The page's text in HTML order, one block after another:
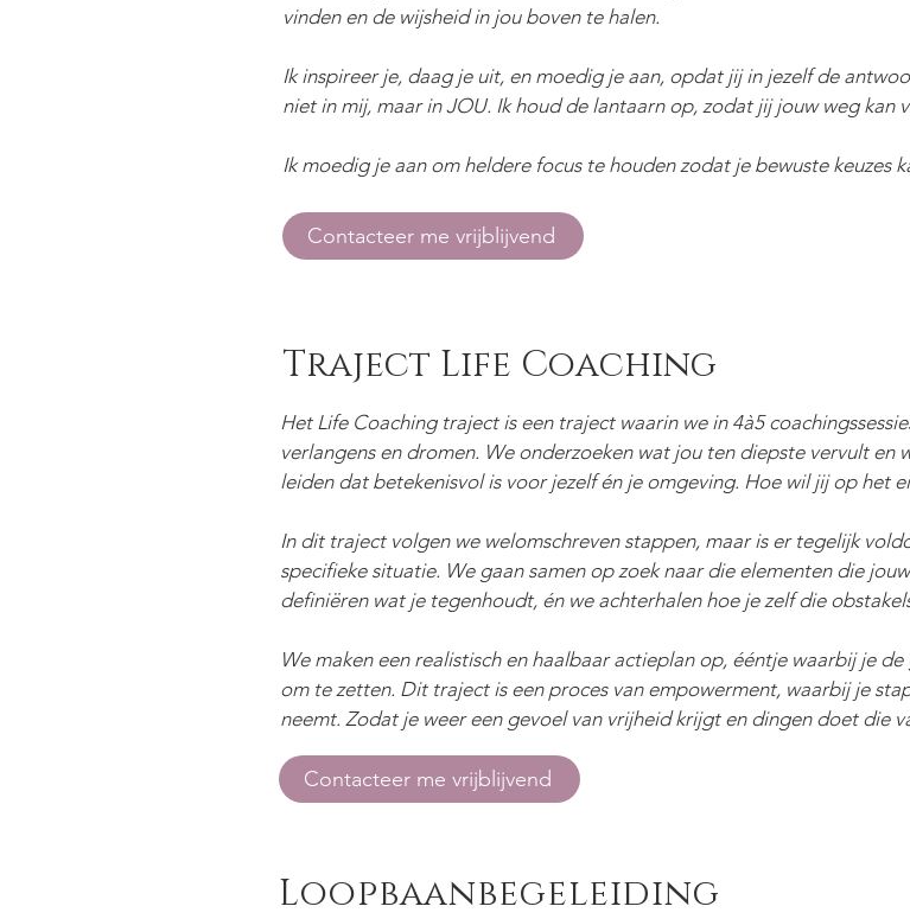
vinden en de wijsheid in jou boven te halen.
Ik inspireer je, daag je uit, en moedig je aan, opdat jij in jezelf de
niet in mij, maar in JOU. Ik houd de lantaarn op, zodat jij jouw weg kan
Ik moedig je aan om heldere focus te houden zodat je bewuste keuzes
Contacteer me vrijblijvend
Traject Life Coaching
Het Life Coaching traject is een traject waarin we in 4à5
verlangens en dromen. We onderzoeken wat jou ten diepste vervult
leiden dat betekenisvol is voor jezelf én je omgeving. Hoe wil jij op het
In dit traject volgen we welomschreven stappen, maar is er tegelijk
specifieke situatie. We gaan samen op zoek naar die elementen die
definiëren wat je tegenhoudt, én we achterhalen hoe je zelf die
We maken een realistisch en haalbaar actieplan op, ééntje waarbij je
om te zetten. Dit traject is een proces van empowerment, waarbij je
neemt. Zodat je weer een gevoel van vrijheid krijgt en dingen doet die
Contacteer me vrijblijvend
Loopbaanbegeleiding